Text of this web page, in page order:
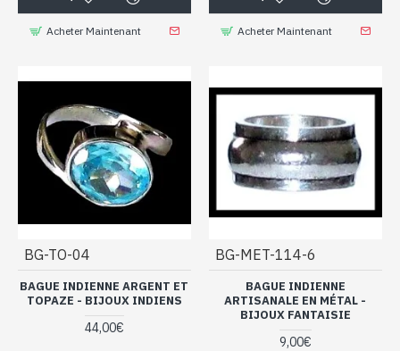
Acheter Maintenant Acheter Maintenant
BG-TO-04
BAGUE INDIENNE ARGENT ET
TOPAZE - BIJOUX INDIENS
44,00€
BG-MET-114-6
BAGUE INDIENNE
ARTISANALE EN MÉTAL -
BIJOUX FANTAISIE
9,00€